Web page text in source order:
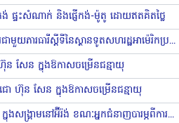
ផ្ទះសំណាក់ និងផ្ញើកង់-ម៉ូតូ ដោយឥតគិតថ្លៃ
ឧបនាយករដ្ឋមន្ត្រីប្រចាំការ វង្សី វិស្សុត ទទួលជួបពិភាក្សាការងារជាមួយភារធារីស្តីទីនៃស្ថានទូតសហរដ្ឋអាម៉េរិកប្រចាំកម្ពុជា
សែន ក្នុងឱកាសចម្រើនជន្មាយុ
ោ ហ៊ុន សែន ក្នុងឱកាសចម្រើនជន្មាយុ
អាមេរិកប្រើប្រាស់មីស៊ីលរយៈចម្ងាយឆ្ងាយ «ស្ទើរតែអស់ពីឃ្លាំង» ក្នុងសង្គ្រាមនៅអ៊ីរ៉ង់ ខណៈអ្នកជំនាញបារម្ភពីការគំរាមកំហែងផ្សេង (Video inside)